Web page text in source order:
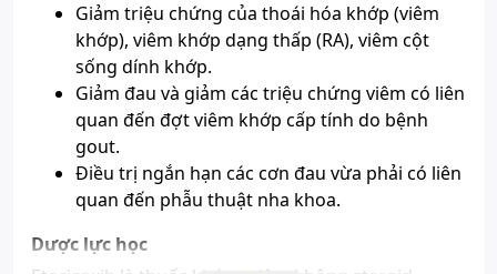
Giảm triệu chứng của thoái hóa khớp (viêm
khớp), viêm khớp dạng thấp (RA), viêm cột
sống dính khớp.
Giảm đau và giảm các triệu chứng viêm có liên
quan đến đợt viêm khớp cấp tính do bệnh
gout.
Điều trị ngắn hạn các cơn đau vừa phải có liên
quan đến phẫu thuật nha khoa.
Dược lực học